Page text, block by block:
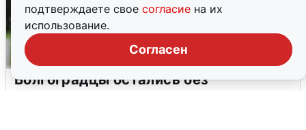
подтверждаете свое согласие на их
использование.
Согласен
Волгоградцы остались без